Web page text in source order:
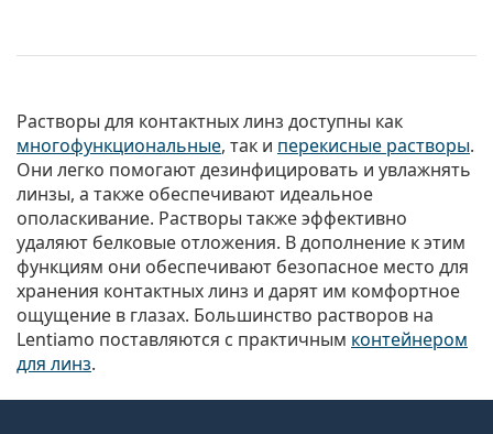
Растворы для контактных линз доступны как
многофункциональные, так и перекисные растворы.
Они легко помогают дезинфицировать и увлажнять
линзы, а также обеспечивают идеальное
ополаскивание. Растворы также эффективно
удаляют белковые отложения. В дополнение к этим
функциям они обеспечивают безопасное место для
хранения контактных линз и дарят им комфортное
ощущение в глазах. Большинство растворов на
Lentiamo поставляются с практичным контейнером
для линз.